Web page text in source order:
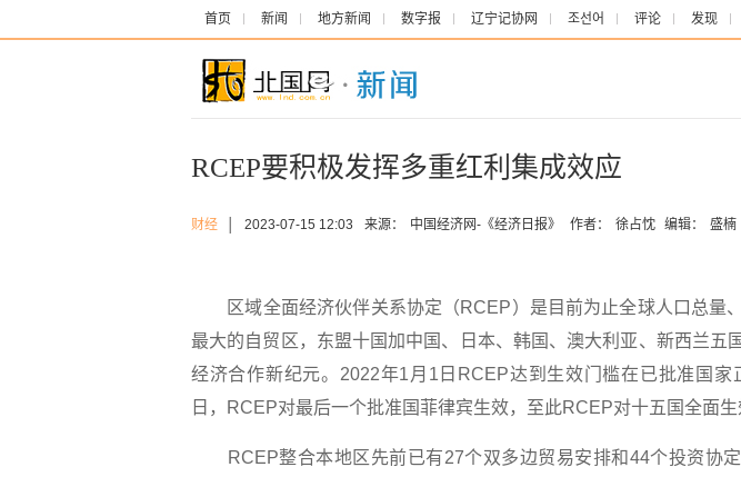
首页 新闻 地方新闻 数字报 辽宁记协网 조선어 评论 发现
RCEP要积极发挥多重红利集成效应
财经 2023-07-15 12:03 来源： 中国经济网-《经济日报》 作者： 徐占忱 编辑： 盛楠
区域全面经济伙伴关系协定（RCEP）是目前为止全球人口总量
最大的自贸区，东盟十国加中国、日本、韩国、澳大利亚、新西兰五
经济合作新纪元。2022年1月1日RCEP达到生效门槛在已批准国家
日，RCEP对最后一个批准国菲律宾生效，至此RCEP对十五国全面生
RCEP整合本地区先前已有27个双多边贸易安排和44个投资协